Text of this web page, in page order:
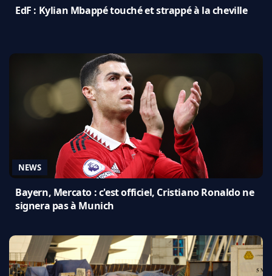
EdF : Kylian Mbappé touché et strappé à la cheville
NEWS
Bayern, Mercato : c'est officiel, Cristiano Ronaldo ne
signera pas à Munich